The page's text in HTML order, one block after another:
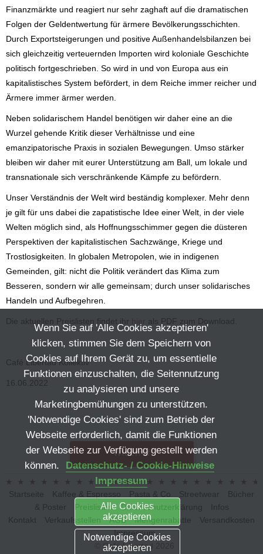
Finanzmärkte und reagiert nur sehr zaghaft auf die dramatischen
Folgen der Geldentwertung für ärmere Bevölkerungsschichten.
Durch Exportsteigerungen und positive Außenhandelsbilanzen bei
sich gleichzeitig verteuernden Importen wird koloniale Geschichte
politisch fortgeschrieben. So wird in und von Europa aus ein
kapitalistisches System befördert, in dem Reiche immer reicher und
Ärmere immer ärmer werden.
Neben solidarischem Handel benötigen wir daher eine an die
Wurzel gehende Kritik dieser Verhältnisse und eine
emanzipatorische Praxis in sozialen Bewegungen. Umso stärker
bleiben wir daher mit eurer Unterstützung am Ball, um lokale und
transnationale sich verschränkende Kämpfe zu befördern.
Unser Verständnis der Welt wird beständig komplexer. Mehr denn
je gilt für uns dabei die zapatistische Idee einer Welt, in der viele
Welten möglich sind, als Hoffnungsschimmer gegen die düsteren
Perspektiven der kapitalistischen Sachzwänge, Kriege und
Trostlosigkeiten. In globalen Metropolen, wie in indigenen
Gemeinden, gilt: nicht die Politik verändert das Klima zum
Besseren, sondern wir alle gemeinsam; durch unser solidarisches
Handeln und Aufbegehren.
Die aktuellen Preislisten findet ihr als PDF zum Download.
Café Libertad Kollektiv
16.06.2022
Widerruf
Startseite Kaffee & Espresso Pasta & Co Streetwear
Bücher
& Poster
Preislisten Datenschutzerklärung
Infos
Kontakt
Verkaufsstellen AGB Mengenrabatte
Versandkosten
Impressum
© Café Libertad 2026
Wenn Sie auf 'Alle Cookies akzeptieren'
klicken, stimmen Sie dem Speichern von
Cookies auf Ihrem Gerät zu, um essentielle
Funktionen einzuschalten, die Seitennutzung
zu analysieren und unsere
Marketingbemühungen zu unterstützen.
'Notwendige Cookies' sind zum Betrieb der
Webseite erforderlich, damit die Funktionen
der Webseite zur Verfügung gestellt werden
können.
Datenschutz- / Cookie-Hinweise
Impressum
Alle Cookies
akzeptieren
Notwendige Cookies
akzeptieren